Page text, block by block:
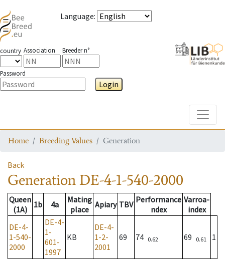
Language:
country Association Breeder n°
Password
Login
Home Breeding Values Generation
Back
Generation DE-4-1-540-2000
Queen
(1A)
1b 4a
Mating
place
Apiary TBV Performance
ndex
Varroa-
index
DE-4-
1-540-
2000
DE-4-
1-
601-
1997
KB
DE-4-
1-2-
2001
69 74 0.62 69 0.61 1